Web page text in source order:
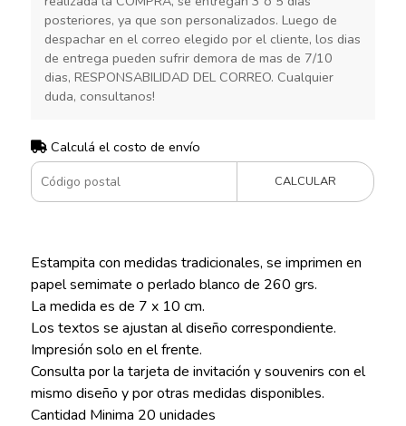
posteriores, ya que son personalizados. Luego de
despachar en el correo elegido por el cliente, los dias
de entrega pueden sufrir demora de mas de 7/10
dias, RESPONSABILIDAD DEL CORREO. Cualquier
duda, consultanos!
Calculá el costo de envío
CALCULAR
Estampita con medidas tradicionales, se imprimen en
papel semimate o perlado blanco de 260 grs.
La medida es de 7 x 10 cm.
Los textos se ajustan al diseño correspondiente.
Impresión solo en el frente.
Consulta por la tarjeta de invitación y souvenirs con el
mismo diseño y por otras medidas disponibles.
Cantidad Minima 20 unidades